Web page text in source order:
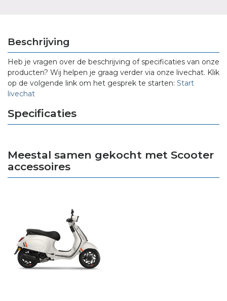
Beschrijving
Heb je vragen over de beschrijving of specificaties van onze
producten? Wij helpen je graag verder via onze livechat. Klik
op de volgende link om het gesprek te starten: Start
livechat
Specificaties
Meestal samen gekocht met Scooter
accessoires